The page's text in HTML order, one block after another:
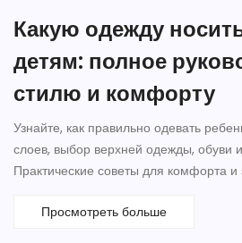
Какую одежду
детям: полное
стилю и комфорту
Узнайте, как правильно одевать
слоев, выбор верхней одежды, обуви
Практические советы для комфорта и
Просмотреть больше